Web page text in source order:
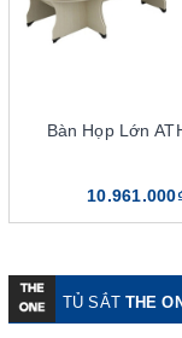
Bàn Họp Lớn
TỦ SẮT THE